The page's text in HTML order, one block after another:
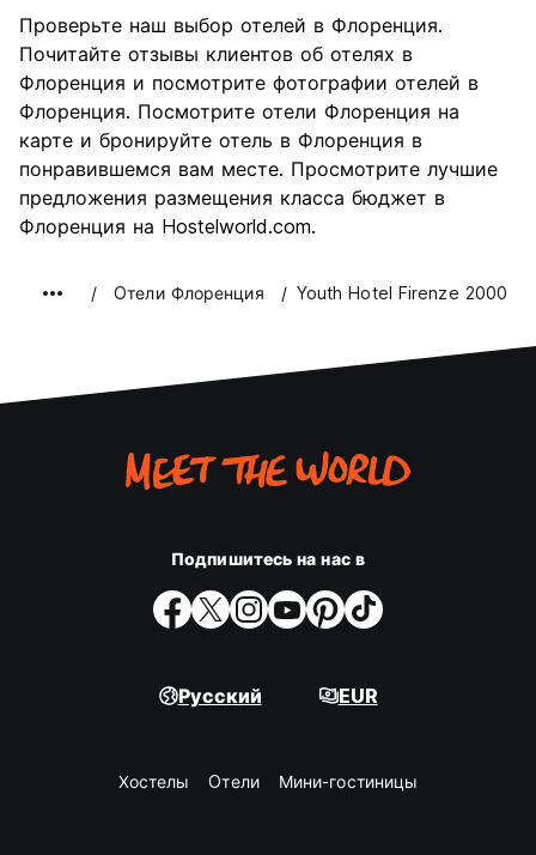
достопримечательностей
Культура
9.6
Ночная жизнь
Соотношение цены и
качества
7.7
Проверьте наш выбор отелей в Флоренция.
Почитайте отзывы клиентов об отелях в
Флоренция и посмотрите фотографии отелей в
Флоренция. Посмотрите отели Флоренция на
карте и бронируйте отель в Флоренция в
понравившемся вам месте. Просмотрите лучшие
предложения размещения класса бюджет в
Флоренция на Hostelworld.com.
Oтели Флоренция Youth Hotel Firenze 2000
Подпишитесь на нас в
Русский EUR
Хостелы Oтели Мини-гостиницы